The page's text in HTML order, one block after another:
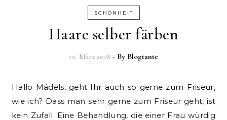
SCHÖNHEIT
Haare selber färben
10. März 2018 - By Blogtante
Hallo Mädels, geht Ihr auch so gerne zum Friseur,
wie ich? Dass man sehr gerne zum Friseur geht, ist
kein Zufall. Eine Behandlung, die einer Frau würdig